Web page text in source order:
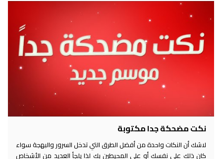
نكت مضحكة جدا مكتوبة
لاشك أن النكات واحدة من أفضل الطرق التي تدخل السرور والبهجة سواء
كان ذلك على نفسك أو على المحيطين بك لذا يلجأ العديد من الأشخاص